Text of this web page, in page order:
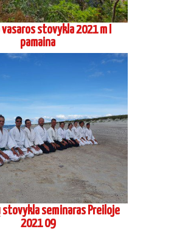
stovykla seminaras Preiloje
2021 09